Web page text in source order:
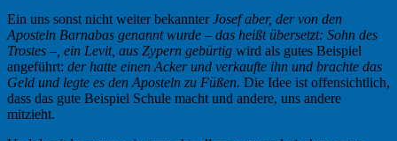
Ein uns sonst nicht weiter bekannterJosef aber, der von den
Aposteln Barnabas genannt wurde – das heißt übersetzt: Sohn des
Trostes –, ein Levit, aus Zypern gebürtig wird als gutes Beispiel
angeführt: der hatte einen Acker und verkaufte ihn und brachte das
Geld und legte es den Aposteln zu Füßen. Die Idee ist offensichtlich,
dass das gute Beispiel Schule macht und andere, uns andere
mitzieht.